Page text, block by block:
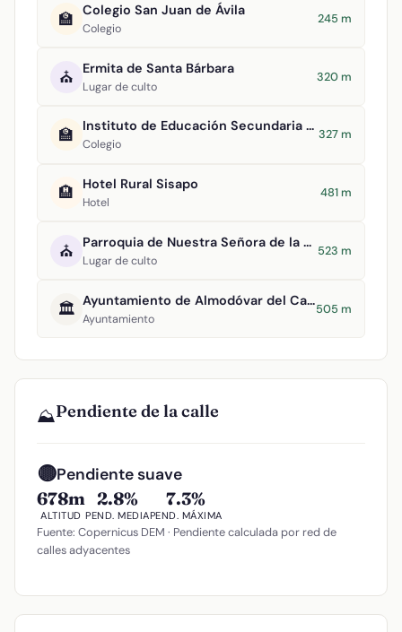
🏫 Colegio San Juan de Ávila
Colegio
245 m
⛪ Ermita de Santa Bárbara
Lugar de culto
320 m
🏫 Instituto de Educación Secundaria San Juan Bautista
Colegio
327 m
🏨 Hotel Rural Sisapo
Hotel
481 m
⛪ Parroquia de Nuestra Señora de la Asunción
Lugar de culto
523 m
🏛️ Ayuntamiento de Almodóvar del Campo
Ayuntamiento
505 m
⛰️Pendiente de la calle
🟡Pendiente suave
678m
ALTITUD
2.8%
PEND. MEDIA
7.3%
PEND. MÁXIMA
Fuente: Copernicus DEM · Pendiente calculada por red de
calles adyacentes